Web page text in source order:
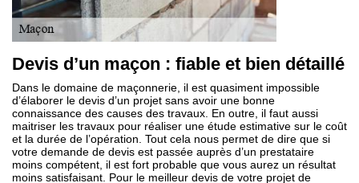
Devis d’un maçon : fiable et bien détaillé
Dans le domaine de maçonnerie, il est quasiment impossible
d’élaborer le devis d’un projet sans avoir une bonne
connaissance des causes des travaux. En outre, il faut aussi
maitriser les travaux pour réaliser une étude estimative sur le coût
et la durée de l’opération. Tout cela nous permet de dire que si
votre demande de devis est passée auprès d’un prestataire
moins compétent, il est fort probable que vous aurez un résultat
moins satisfaisant. Pour le meilleur devis de votre projet de